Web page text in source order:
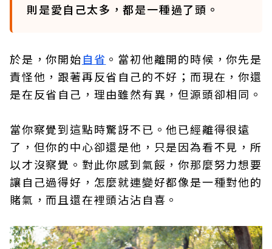
則是愛自己太多，都是一種過了頭。
於是，你開始自省 。當初他離開的時候，你先是
責怪他，跟著再反省自己的不好；而現在，你還
是在反省自己，理由雖然有異，但源頭卻相同。
當你察覺到這點時驚訝不已。他已經離得很遠
了，但你的中心卻還是他，只是因為看不見，所
以才沒察覺。對此你感到氣餒，你那麼努力想要
讓自己過得好，怎麼就連變好都像是一種對他的
賭氣，而且還在裡頭沾沾自喜。